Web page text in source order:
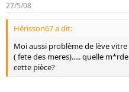
27/5/08
Hérisson67 a dit:
Moi aussi problème de lève
( fete des meres)..... quelle
cette pièce?